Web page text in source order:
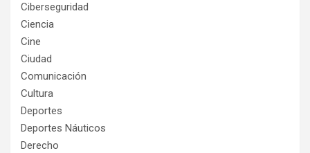
Ciberseguridad
Ciencia
Cine
Ciudad
Comunicación
Cultura
Deportes
Deportes Náuticos
Derecho